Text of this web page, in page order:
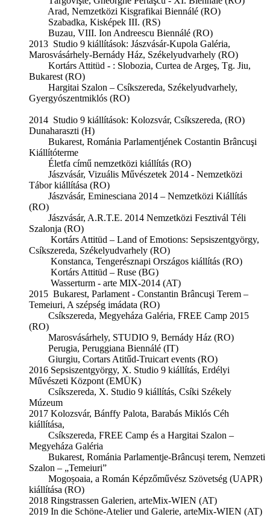
Arad, Nemzetközi Kisgrafikai Biennálé (RO)
Szabadka, Kisképek III. (RS)
Buzau, VIII. Ion Andreescu Biennálé (RO)
2013 Studio 9 kiállítások: Jászvásár-Kupola Galéria,
Marosvásárhely-Bernády Ház, Székelyudvarhely (RO)
Kortárs Attitüd - : Slobozia, Curtea de Argeş, Tg. Jiu,
Bukarest (RO)
Hargitai Szalon – Csíkszereda, Székelyudvarhely,
Gyergyószentmiklós (RO)
2014 Studio 9 kiállítások: Kolozsvár, Csíkszereda, (RO)
Dunaharaszti (H)
Bukarest, Románia Parlamentjének Costantin Brâncuşi
Kiállítóterme
Életfa című nemzetközi kiállítás (RO)
Jászvásár, Vizuális Művészetek 2014 - Nemzetközi
Tábor kiállítása (RO)
Jászvásár, Eminesciana 2014 – Nemzetközi Kiállítás
(RO)
Jászvásár, A.R.T.E. 2014 Nemzetközi Fesztivál Téli
Szalonja (RO)
Kortárs Attitüd – Land of Emotions: Sepsiszentgyörgy,
Csíkszereda, Székelyudvarhely (RO)
Konstanca, Tengerésznapi Országos kiállítás (RO)
Kortárs Attitüd – Ruse (BG)
Wasserturm - arte MIX-2014 (AT)
2015 Bukarest, Parlament - Constantin Brâncuşi Terem –
Temeiuri, A szépség imádata (RO)
Csíkszereda, Megyeháza Galéria, FREE Camp 2015
(RO)
Marosvásárhely, STUDIO 9, Bernády Ház (RO)
Perugia, Peruggiana Biennálé (IT)
Giurgiu, Cortars Atitűd-Truicart events (RO)
2016 Sepsiszentgyörgy, X. Studio 9 kiállítás, Erdélyi
Művészeti Központ (EMÜK)
Csíkszereda, X. Studio 9 kiállítás, Csíki Székely
Múzeum
2017 Kolozsvár, Bánffy Palota, Barabás Miklós Céh
kiállítása,
Csíkszereda, FREE Camp és a Hargitai Szalon –
Megyeháza Galéria
Bukarest, Románia Parlamentje-Brâncuși terem, Nemzeti
Szalon – „Temeiuri”
Mogoșoaia, a Román Képzőművész Szövetség (UAPR)
kiállítása (RO)
2018 Ringstrassen Galerien, arteMix-WIEN (AT)
2019 In die Schöne-Atelier und Galerie, arteMix-WIEN (AT)